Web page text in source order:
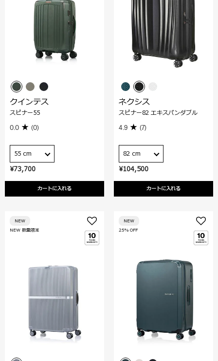
¥73,700
カートに入れる
クインテス
スピナー55
0.0 (0)
55 cm
¥104,500
カートに入れる
ネクシス
スピナー82 エキスパンダブル
4.9 (7)
82 cm
NEW 数量限定
NEW
25% OFF
NEW